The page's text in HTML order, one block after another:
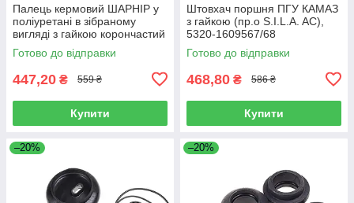
Палець кермовий ШАРНІР у
поліуретані в зібраному
вигляді з гайкою корончастий
КАМАЗ (пр.о S.I.L.A. AC),
774.5320-3414040
Готово до відправки
447,20 ₴ 559 ₴
Купити
Штовхач поршня ПГУ КАМАЗ
з гайкою (пр.о S.I.L.A. AC),
5320-1609567/68
Готово до відправки
468,80 ₴ 586 ₴
Купити
–20% –20%